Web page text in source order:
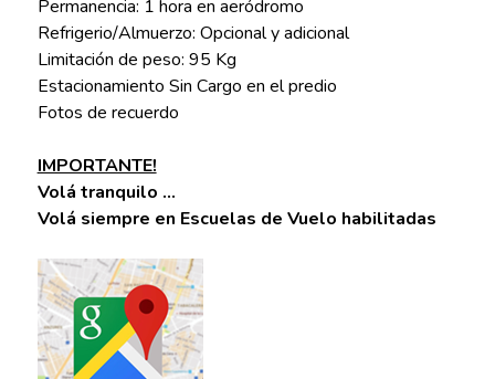
Permanencia: 1 hora en aeródromo
Refrigerio/Almuerzo: Opcional y adicional
Limitación de peso: 95 Kg
Estacionamiento Sin Cargo en el predio
Fotos de recuerdo
IMPORTANTE!
Volá tranquilo ...
Volá siempre en Escuelas de Vuelo habilitadas